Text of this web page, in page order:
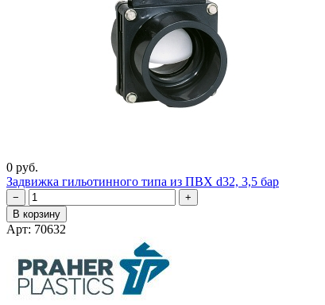
0 руб.
Задвижка гильотинного типа из ПВХ d32, 3,5 бар
−
+
В корзину
Арт: 70632